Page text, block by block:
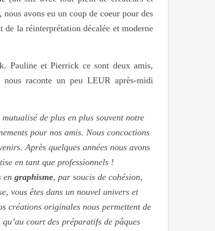
avons eu un coup de coeur pour des
de la réinterprétation décalée et moderne
Pauline et Pierrick ce sont deux amis,
raconte un peu LEUR après-midi
de plus en plus souvent notre
pour nos amis. Nous concoctions
Après quelques années nous avons
en tant que professionnels !
en graphisme, par soucis de cohésion,
vous êtes dans un nouvel univers et
créations originales nous permettent de
court des préparatifs de pâques